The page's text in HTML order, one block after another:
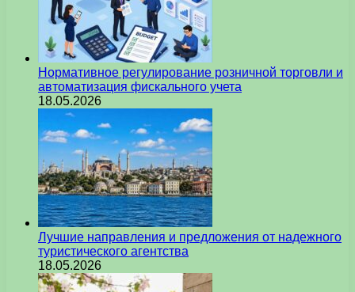
Нормативное регулирование розничной торговли и
автоматизация фискального учета
18.05.2026
Лучшие направления и предложения от надежного
туристического агентства
18.05.2026